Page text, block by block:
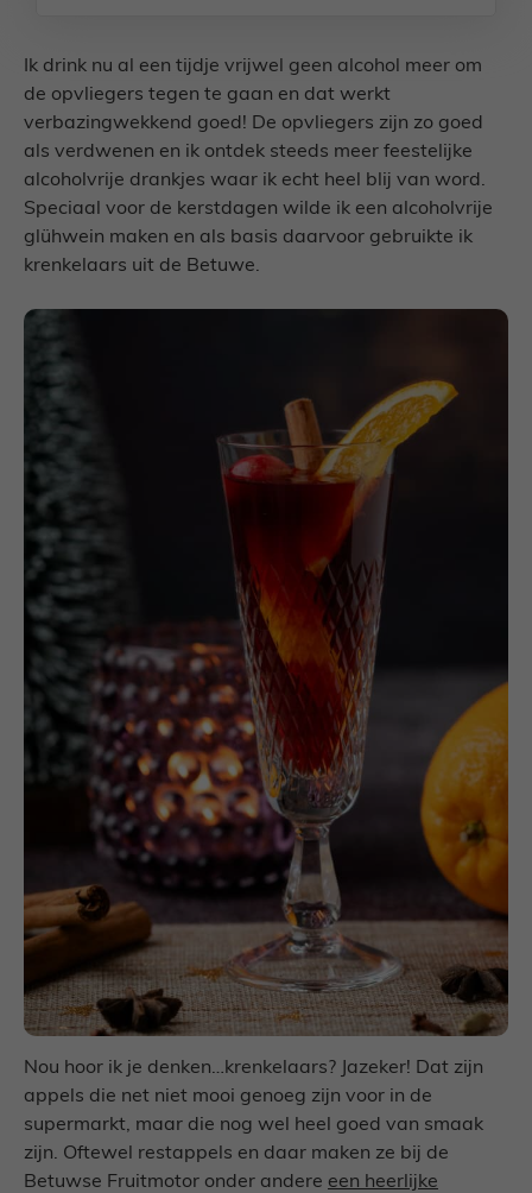
Ik drink nu al een tijdje vrijwel geen alcohol meer om
de opvliegers tegen te gaan en dat werkt
verbazingwekkend goed! De opvliegers zijn zo goed
als verdwenen en ik ontdek steeds meer feestelijke
alcoholvrije drankjes waar ik echt heel blij van word.
Speciaal voor de kerstdagen wilde ik een alcoholvrije
glühwein maken en als basis daarvoor gebruikte ik
krenkelaars uit de Betuwe.
Nou hoor ik je denken…krenkelaars? Jazeker! Dat zijn
appels die net niet mooi genoeg zijn voor in de
supermarkt, maar die nog wel heel goed van smaak
zijn. Oftewel restappels en daar maken ze bij de
Betuwse Fruitmotor onder andere een heerlijke